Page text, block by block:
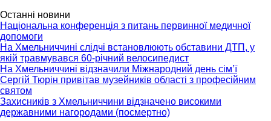
Останні новини
Національна конференція з питань первинної медичної
допомоги
На Хмельниччині слідчі встановлюють обставини ДТП, у
якій травмувався 60-річний велосипедист
На Хмельниччині відзначили Міжнародний день сім’ї
Сергій Тюрін привітав музейників області з професійним
святом
Захисників з Хмельниччини відзначено високими
державними нагородами (посмертно)